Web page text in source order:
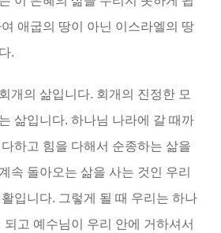
애굽의 땅이 아닌 이스라엘의 땅
.
개의 삶입니다. 회개의 진정한 모
삶입니다. 하나님 나라에 갈 때까
하고 힘을 다해서 순종하는 삶을
속 돌아오는 삶을 사는 것인 우리
입니다. 그렇게 될 때 우리는 하나
고 예수님이 우리 안에 거하셔서